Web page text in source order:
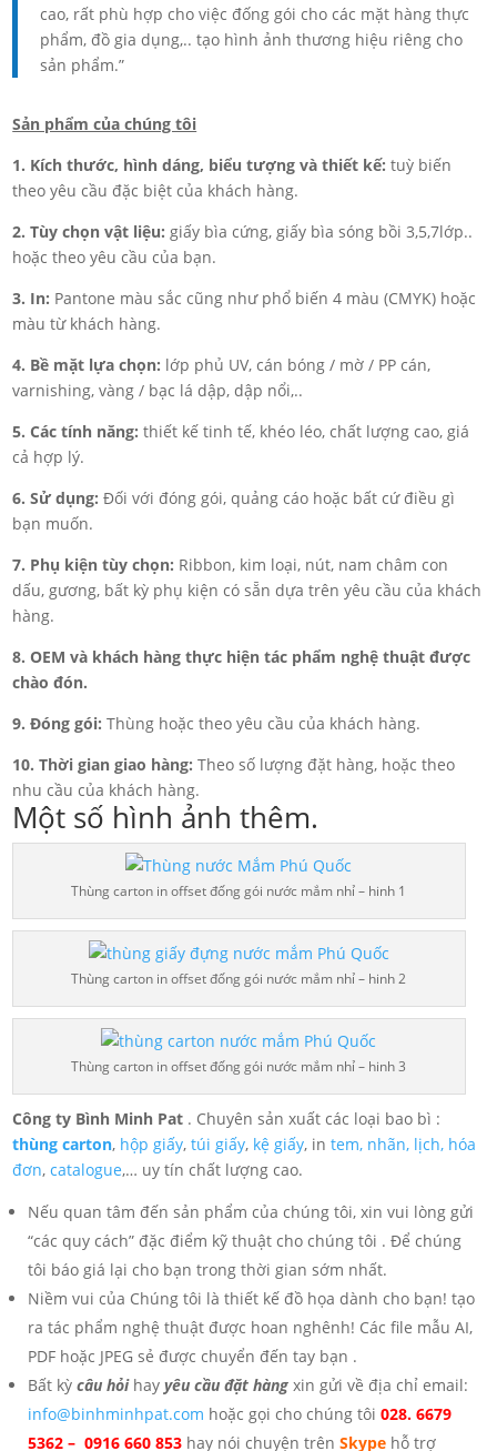
cao, rất phù hợp cho việc đống gói cho các mặt hàng thực
phẩm, đồ gia dụng,.. tạo hình ảnh thương hiệu riêng cho
sản phẩm.”
Sản phẩm của chúng tôi
1. Kích thước, hình dáng, biểu tượng và thiết kế: tuỳ biến
theo yêu cầu đặc biệt của khách hàng.
2. Tùy chọn vật liệu: giấy bìa cứng, giấy bìa sóng bồi 3,5,7lớp..
hoặc theo yêu cầu của bạn.
3. In: Pantone màu sắc cũng như phổ biến 4 màu (CMYK) hoặc
màu từ khách hàng.
4. Bề mặt lựa chọn: lớp phủ UV, cán bóng / mờ / PP cán,
varnishing, vàng / bạc lá dập, dập nổi,..
5. Các tính năng: thiết kế tinh tế, khéo léo, chất lượng cao, giá
cả hợp lý.
6. Sử dụng: Đối với đóng gói, quảng cáo hoặc bất cứ điều gì
bạn muốn.
7. Phụ kiện tùy chọn: Ribbon, kim loại, nút, nam châm con
dấu, gương, bất kỳ phụ kiện có sẵn dựa trên yêu cầu của khách
hàng.
8. OEM và khách hàng thực hiện tác phẩm nghệ thuật được
chào đón.
9. Đóng gói: Thùng hoặc theo yêu cầu của khách hàng.
10. Thời gian giao hàng: Theo số lượng đặt hàng, hoặc theo
nhu cầu của khách hàng.
Một số hình ảnh thêm.
Thùng carton in offset đống gói nước mắm nhỉ – hinh 1
Thùng carton in offset đống gói nước mắm nhỉ – hinh 2
Thùng carton in offset đống gói nước mắm nhỉ – hinh 3
Công ty Bình Minh Pat . Chuyên sản xuất các loại bao bì :
thùng carton, hộp giấy,túi giấy, kệ giấy, intem, nhãn, lịch, hóa
đơn,catalogue,… uy tín chất lượng cao.
Nếu quan tâm đến sản phẩm của chúng tôi, xin vui lòng gửi
“các quy cách” đặc điểm kỹ thuật cho chúng tôi . Để chúng
tôi báo giá lại cho bạn trong thời gian sớm nhất.
Niềm vui của Chúng tôi là thiết kế đồ họa dành cho bạn! tạo
ra tác phẩm nghệ thuật được hoan nghênh! Các file mẫu AI,
PDF hoặc JPEG sẻ được chuyển đến tay bạn .
Bất kỳcâu hỏihayyêu cầu đặt hàng xin gửi về địa chỉ email:
info@binhminhpat.com hoặc gọi cho chúng tôi028. 6679
5362 – 0916 660 853 hay nói chuyện trênSkype hỗ trợ